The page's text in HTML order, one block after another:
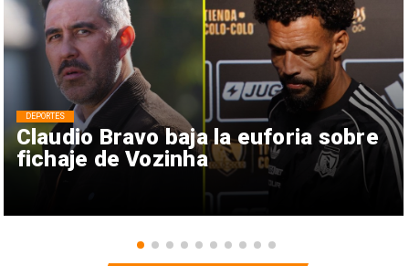
Claudio Bravo baja la euforia sobre
fichaje de Vozinha
DEPORTES